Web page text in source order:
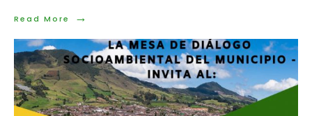
Read More →
Read
Arrancó
Mesa
de
Interlocución
Cornare
–